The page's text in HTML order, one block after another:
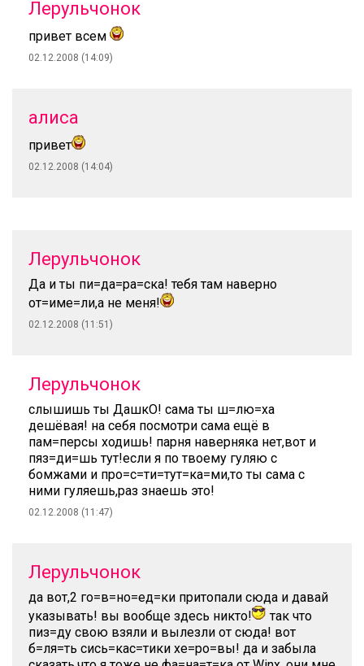
Лерульчонок
привет всем
02.12.2008 (14:09)
алиса
привет
02.12.2008 (14:04)
Лерульчонок
Да и ты пи=да=ра=ска! тебя там наверно
от=име=ли,а не меня!
02.12.2008 (11:51)
Лерульчонок
слышишь ты ДашкО! сама ты ш=лю=ха
дешёвая! на себя посмотри сама ещё в
пам=персы ходишь! парня наверняка нет,вот и
пяз=ди=шь тут!если я по твоему гуляю с
бомжами и про=с=ти=тут=ка=ми,то ты сама с
ними гуляешь,раз знаешь это!
02.12.2008 (11:47)
Лерульчонок
да вот,2 го=в=но=ед=ки притопали сюда и давай
указывать! вы вообще здесь никто!
так что
пиз=ду свою взяли и вылезли от сюда! вот
б=ля=ть сись=кас=тики хе=ро=вы! да и забыла